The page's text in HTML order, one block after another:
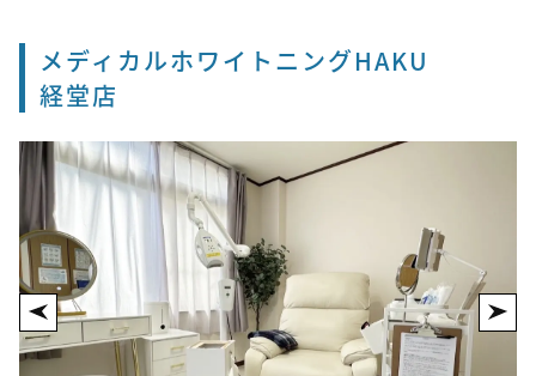
メディカルホワイトニングHAKU
経堂店